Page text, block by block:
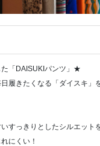
「DAISUKIパンツ」★
履きたくなる「ダイスキ」
すっきりとしたシルエット
にくい！